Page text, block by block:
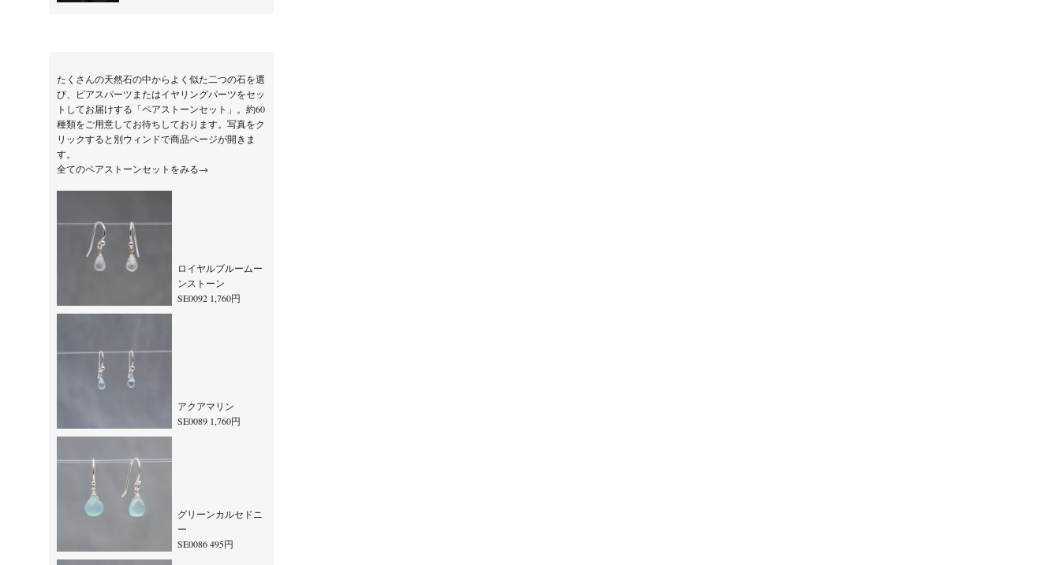
たくさんの天然石の中からよく似た二つの石を選
び、ピアスパーツまたはイヤリングパーツをセッ
トしてお届けする「ペアストーンセット」。約60
種類をご用意してお待ちしております。写真をク
リックすると別ウィンドで商品ページが開きま
す。
全てのペアストーンセットをみる→
ロイヤルブルームー
ンストーン
SE0092 1,760円
アクアマリン
SE0089 1,760円
グリーンカルセドニ
ー
SE0086 495円